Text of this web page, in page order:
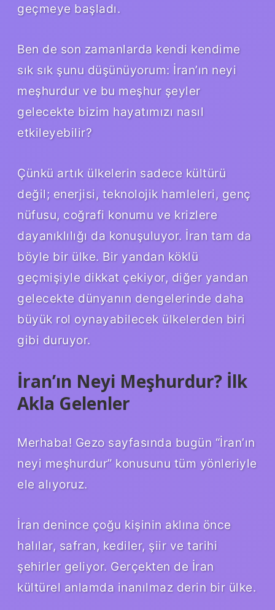
geçmeye başladı.
Ben de son zamanlarda kendi kendime
sık sık şunu düşünüyorum: İran’ın neyi
meşhurdur ve bu meşhur şeyler
gelecekte bizim hayatımızı nasıl
etkileyebilir?
Çünkü artık ülkelerin sadece kültürü
değil; enerjisi, teknolojik hamleleri, genç
nüfusu, coğrafi konumu ve krizlere
dayanıklılığı da konuşuluyor. İran tam da
böyle bir ülke. Bir yandan köklü
geçmişiyle dikkat çekiyor, diğer yandan
gelecekte dünyanın dengelerinde daha
büyük rol oynayabilecek ülkelerden biri
gibi duruyor.
İran’ın Neyi Meşhurdur? İlk
Akla Gelenler
Merhaba! Gezo sayfasında bugün “İran’ın
neyi meşhurdur” konusunu tüm yönleriyle
ele alıyoruz.
İran denince çoğu kişinin aklına önce
halılar, safran, kediler, şiir ve tarihi
şehirler geliyor. Gerçekten de İran
kültürel anlamda inanılmaz derin bir ülke.